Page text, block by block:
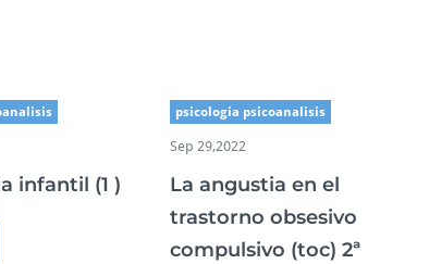
infantil (1 )
psicologia psicoanalisis
Sep 29,2022
La angustia en el
trastorno obsesivo
compulsivo (toc) 2ª